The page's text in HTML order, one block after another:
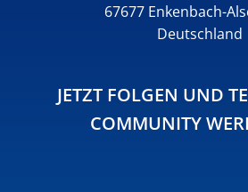
67677 Enkenbach-
Deutschland
JETZT FOLGEN UND
COMMUNITY